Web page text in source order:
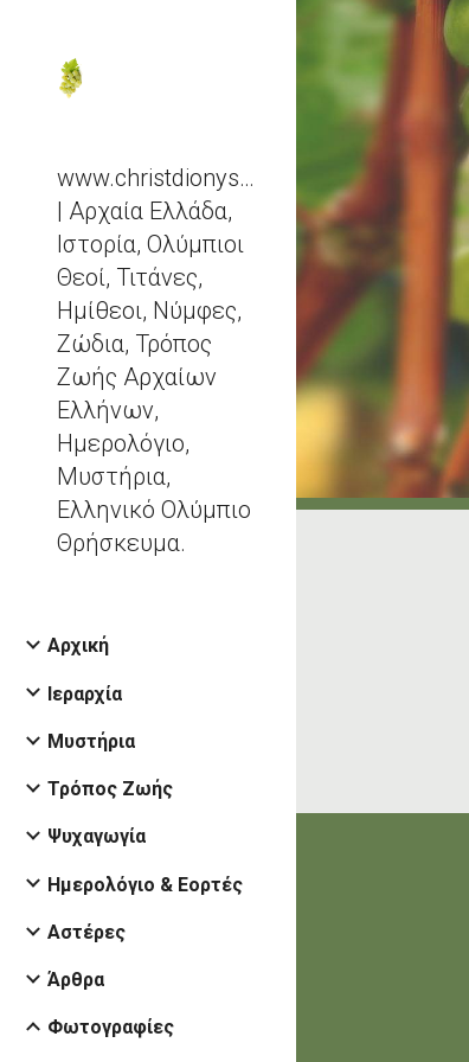
www.christdionysos.com
| Αρχαία Ελλάδα,
Ιστορία, Ολύμπιοι
Θεοί, Τιτάνες,
Ημίθεοι, Νύμφες,
Ζώδια, Τρόπος
Ζωής Αρχαίων
Ελλήνων,
Ημερολόγιο,
Μυστήρια,
Ελληνικό Ολύμπιο
Θρήσκευμα.
Αρχική
Ιεραρχία
Μυστήρια
Τρόπος Ζωής
Ψυχαγωγία
Ημερολόγιο & Εορτές
Αστέρες
Άρθρα
Φωτογραφίες